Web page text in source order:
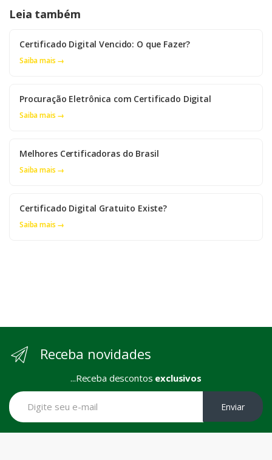
Leia também
Certificado Digital Vencido: O que Fazer?
Saiba mais →
Procuração Eletrônica com Certificado Digital
Saiba mais →
Melhores Certificadoras do Brasil
Saiba mais →
Certificado Digital Gratuito Existe?
Saiba mais →
Receba novidades
...Receba descontos exclusivos
Enviar